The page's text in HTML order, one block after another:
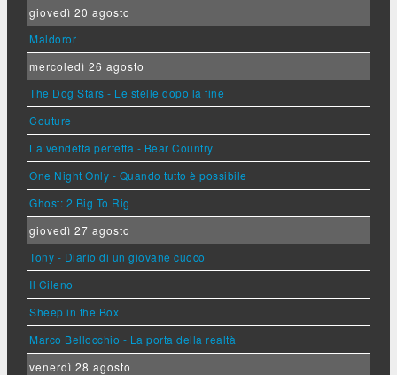
giovedì 20 agosto
Maldoror
mercoledì 26 agosto
The Dog Stars - Le stelle dopo la fine
Couture
La vendetta perfetta - Bear Country
One Night Only - Quando tutto è possibile
Ghost: 2 Big To Rig
giovedì 27 agosto
Tony - Diario di un giovane cuoco
Il Cileno
Sheep in the Box
Marco Bellocchio - La porta della realtà
venerdì 28 agosto